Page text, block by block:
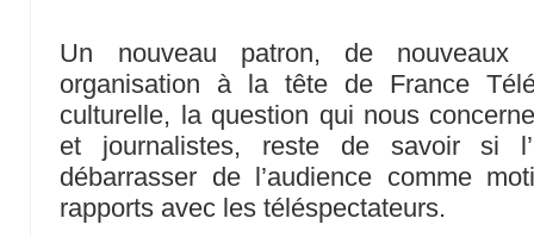
Un nouveau patron, de nouveaux
organisation à la tête de France
culturelle, la question qui nous
et journalistes, reste de savoir si
débarrasser de l’audience comme
rapports avec les téléspectateurs.